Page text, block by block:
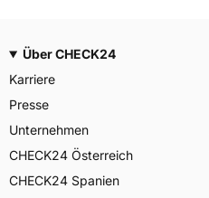
Über CHECK24
Karriere
Presse
Unternehmen
CHECK24 Österreich
CHECK24 Spanien